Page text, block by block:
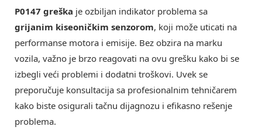
P0147 greška je ozbiljan indikator problema sa
grijanim kiseoničkim senzorom, koji može uticati na
performanse motora i emisije. Bez obzira na marku
vozila, važno je brzo reagovati na ovu grešku kako bi se
izbegli veći problemi i dodatni troškovi. Uvek se
preporučuje konsultacija sa profesionalnim tehničarem
kako biste osigurali tačnu dijagnozu i efikasno rešenje
problema.